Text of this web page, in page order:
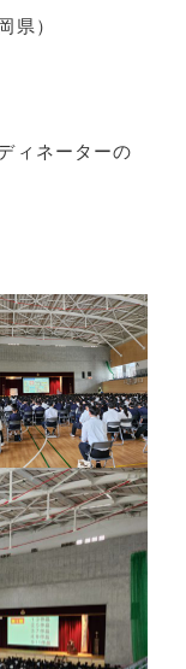
県）
ィネーターの